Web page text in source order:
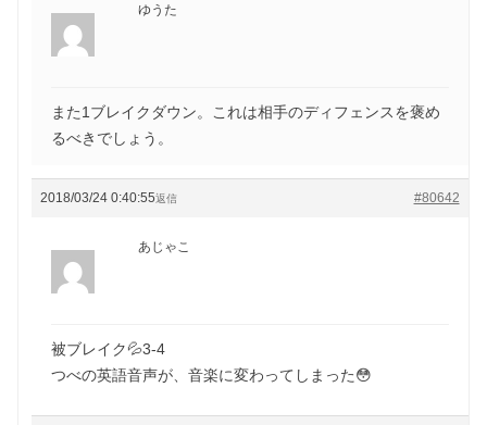
ゆうた
また1ブレイクダウン。これは相手のディフェンスを褒め
るべきでしょう。
2018/03/24 0:40:55 #80642
返信
あじゃこ
被ブレイク💦3-4
つべの英語音声が、音楽に変わってしまった😳